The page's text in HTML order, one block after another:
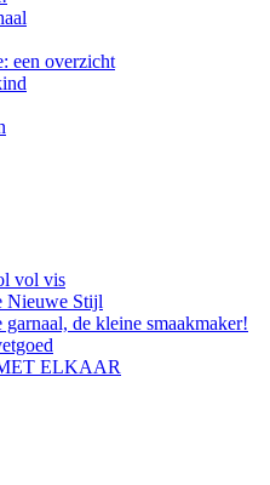
een overzicht
vol vis
Nieuwe Stijl
garnaal, de kleine smaakmaker!
ELKAAR